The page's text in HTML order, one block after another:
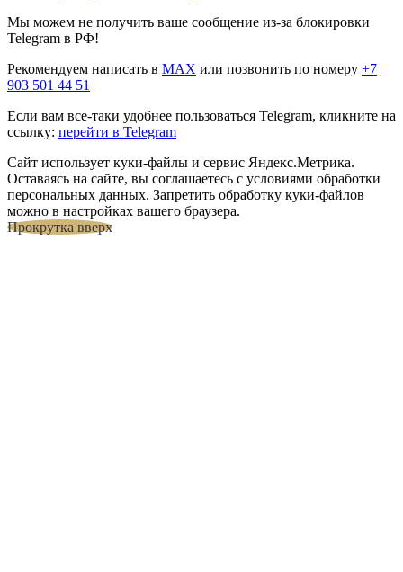
Мы можем не получить ваше сообщение из-за блокировки
Telegram в РФ!
Рекомендуем написать в MAX или позвонить по номеру +7
903 501 44 51
Если вам все-таки удобнее пользоваться Telegram, кликните на
ссылку: перейти в Telegram
Сайт использует куки-файлы и сервис Яндекс.Метрика.
Оставаясь на сайте, вы соглашаетесь с условиями обработки
персональных данных. Запретить обработку куки-файлов
можно в настройках вашего браузера.
Прокрутка вверх